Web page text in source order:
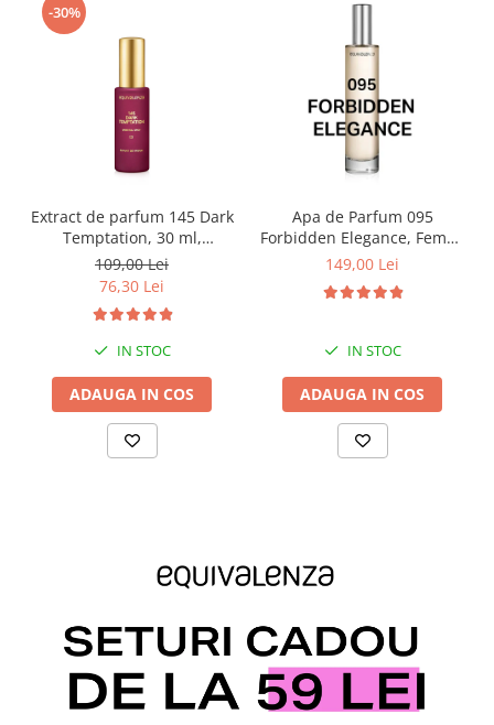
-30%
Extract de parfum 145 Dark
Temptation, 30 ml,
Equivalenza
109,00 Lei
76,30 Lei
IN STOC
ADAUGA IN COS
Apa de Parfum 095
Forbidden Elegance, Femei,
100 ml, Equivalenza
149,00 Lei
IN STOC
ADAUGA IN COS